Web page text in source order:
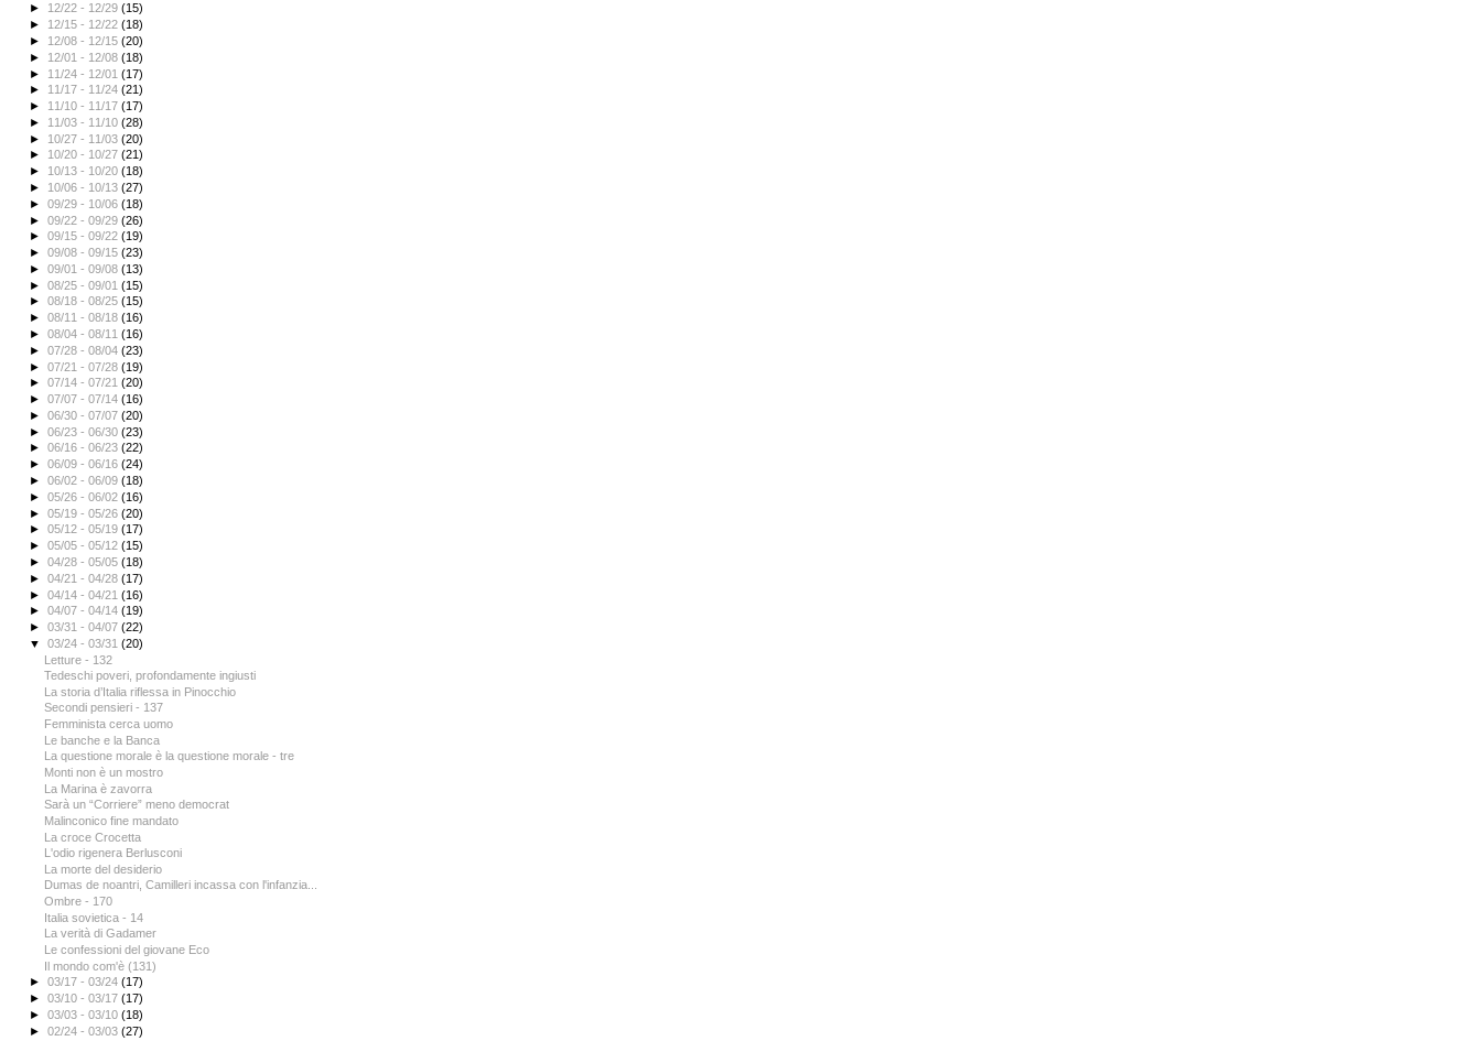
► 12/22 - 12/29(15)
► 12/15 - 12/22(18)
► 12/08 - 12/15(20)
► 12/01 - 12/08(18)
► 11/24 - 12/01(17)
► 11/17 - 11/24(21)
► 11/10 - 11/17(17)
► 11/03 - 11/10(28)
► 10/27 - 11/03(20)
► 10/20 - 10/27(21)
► 10/13 - 10/20(18)
► 10/06 - 10/13(27)
►09/29 - 10/06(18)
►09/22 - 09/29(26)
►09/15 - 09/22(19)
►09/08 - 09/15(23)
►09/01 - 09/08(13)
►08/25 - 09/01(15)
►08/18 - 08/25(15)
►08/11 - 08/18(16)
►08/04 - 08/11(16)
►07/28 - 08/04(23)
►07/21 - 07/28(19)
►07/14 - 07/21(20)
►07/07 - 07/14(16)
►06/30 - 07/07(20)
►06/23 - 06/30(23)
►06/16 - 06/23(22)
►06/09 - 06/16(24)
►06/02 - 06/09(18)
►05/26 - 06/02(16)
►05/19 - 05/26(20)
►05/12 - 05/19(17)
►05/05 - 05/12(15)
►04/28 - 05/05(18)
►04/21 - 04/28(17)
►04/14 - 04/21(16)
►04/07 - 04/14(19)
►03/31 - 04/07(22)
▼03/24 - 03/31(20)
Letture - 132
Tedeschi poveri, profondamente ingiusti
La storia d’Italia riflessa in Pinocchio
Secondi pensieri - 137
Femminista cerca uomo
Le banche e la Banca
La questione morale è la questione morale - tre
Monti non è un mostro
La Marina è zavorra
Sarà un “Corriere” meno democrat
Malinconico fine mandato
La croce Crocetta
L'odio rigenera Berlusconi
La morte del desiderio
Dumas de noantri, Camilleri incassa con l'infanzia...
Ombre - 170
Italia sovietica - 14
La verità di Gadamer
Le confessioni del giovane Eco
Il mondo com'è (131)
►03/17 - 03/24(17)
►03/10 - 03/17(17)
►03/03 - 03/10(18)
►02/24 - 03/03(27)